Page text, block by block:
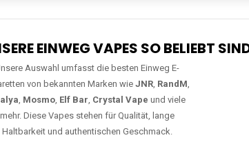
EINWEG VAPES SO BELIEBT
Auswahl umfasst die besten Einweg E-
von bekannten Marken wieJNR, RandM,
, Mosmo, Elf Bar, Crystal Vape und viele
mehr. Diese Vapes stehen für Qualität, lange
Haltbarkeit und authentischen Geschmack.